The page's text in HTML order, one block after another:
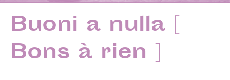
Buoni a nulla [
Bons à rien ]